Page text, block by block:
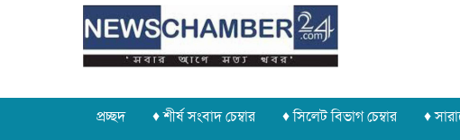
প্রচ্ছদ ♦ শীর্ষ সংবাদ চেম্বার ♦ সিলেট বিভাগ চেম্বার ♦